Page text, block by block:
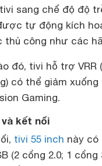
sang chế độ độ
tự động kích
thủ công như các
đó, tivi hỗ trợ VRR
có thể giảm
Gaming.
và kết nối
tivi 55 inch này có
(2 cổng 2.0; 1